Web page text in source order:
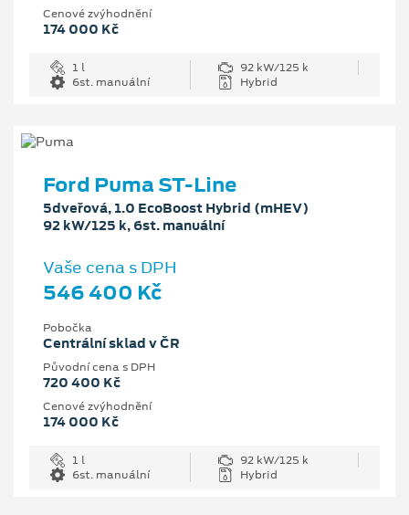
Cenové zvýhodnění
174 000 Kč
1 l
92 kW/125 k
6st. manuální
Hybrid
Ford Puma ST-Line
5dveřová, 1.0 EcoBoost Hybrid (mHEV)
92 kW/125 k, 6st. manuální
Vaše cena s DPH
546 400 Kč
Pobočka
Centrální sklad v ČR
Původní cena s DPH
720 400 Kč
Cenové zvýhodnění
174 000 Kč
1 l
92 kW/125 k
6st. manuální
Hybrid